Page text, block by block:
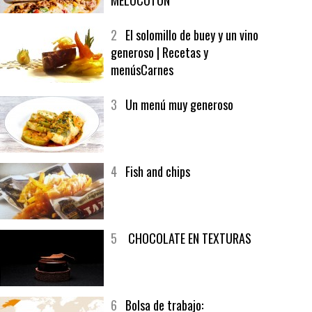
SOFRITO DE TOMATE AL CAFÉ Y
MELOCOTÓN
generoso | Recetas y